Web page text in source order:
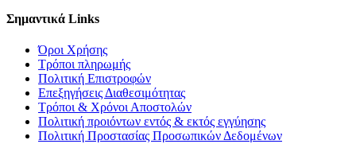
Σημαντικά Links
Όροι Χρήσης
Τρόποι πληρωμής
Πολιτική Επιστροφών
Επεξηγήσεις Διαθεσιμότητας
Τρόποι & Χρόνοι Αποστολών
Πολιτική προιόντων εντός & εκτός εγγύησης
Πολιτική Προστασίας Προσωπικών Δεδομένων